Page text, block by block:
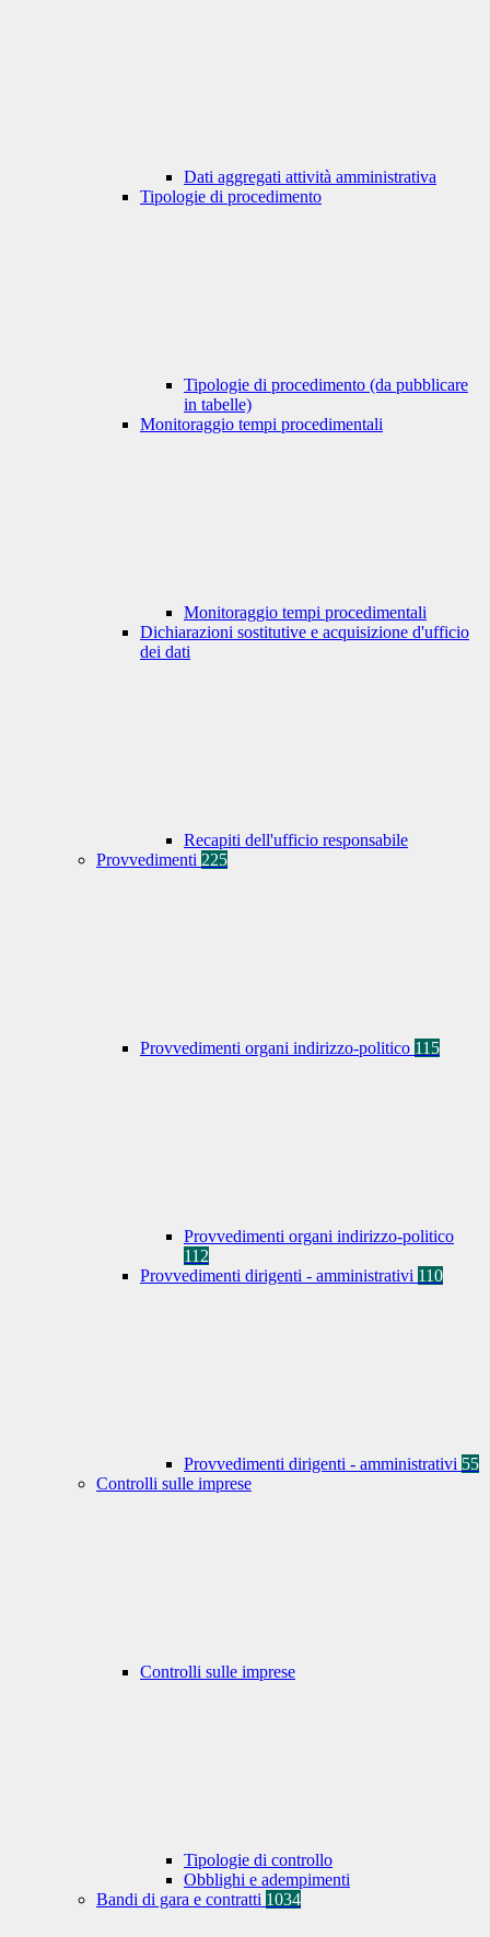
Dati aggregati attività amministrativa
Tipologie di procedimento
Tipologie di procedimento (da pubblicare
in tabelle)
Monitoraggio tempi procedimentali
Monitoraggio tempi procedimentali
Dichiarazioni sostitutive e acquisizione d'ufficio
dei dati
Recapiti dell'ufficio responsabile
Provvedimenti 225
Provvedimenti organi indirizzo-politico 115
Provvedimenti organi indirizzo-politico
112
Provvedimenti dirigenti - amministrativi 110
Provvedimenti dirigenti - amministrativi 55
Controlli sulle imprese
Controlli sulle imprese
Tipologie di controllo
Obblighi e adempimenti
Bandi di gara e contratti 1034